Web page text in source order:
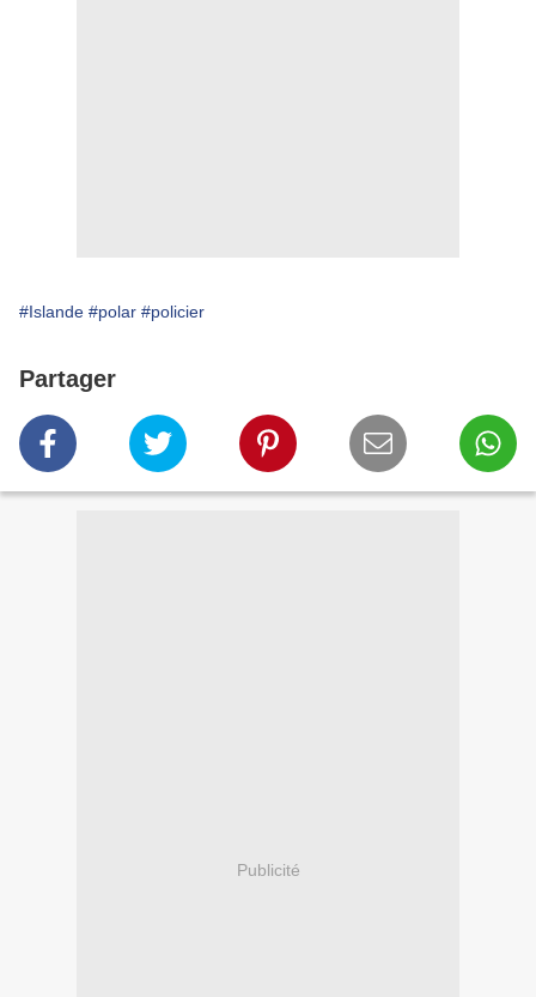
#Islande #polar #policier
Partager
Publicité